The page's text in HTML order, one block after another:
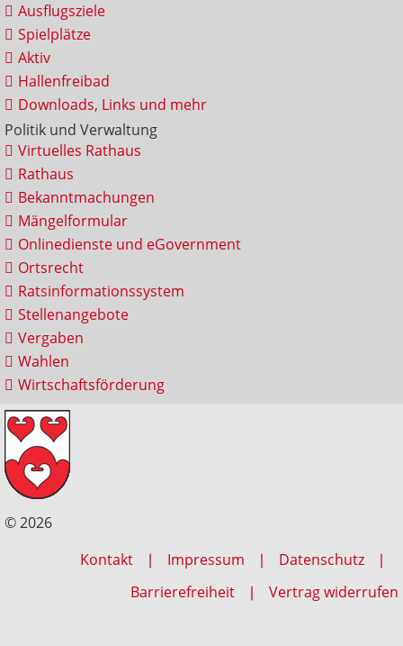
Ausflugsziele
Spielplätze
Aktiv
Hallenfreibad
Downloads, Links und mehr
Politik und Verwaltung
Virtuelles Rathaus
Rathaus
Bekanntmachungen
Mängelformular
Onlinedienste und eGovernment
Ortsrecht
Ratsinformationssystem
Stellenangebote
Vergaben
Wahlen
Wirtschaftsförderung
© 2026
Kontakt
Impressum
Datenschutz
Barrierefreiheit
Vertrag widerrufen